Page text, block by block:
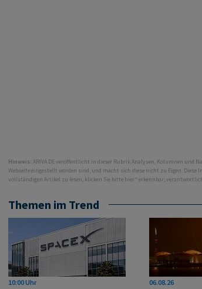
Hinweis: ARIVA.DE veröffentlicht in dieser Rubrik Analysen, Kolumnen und
Webseite eingestellt worden sind, und macht sich diese nicht zu Eigen.
vollständigen Artikel zu lesen, klicken Sie bitte hier.“ erkennbar;
Themen im Trend
10:00 Uhr 06.08.26